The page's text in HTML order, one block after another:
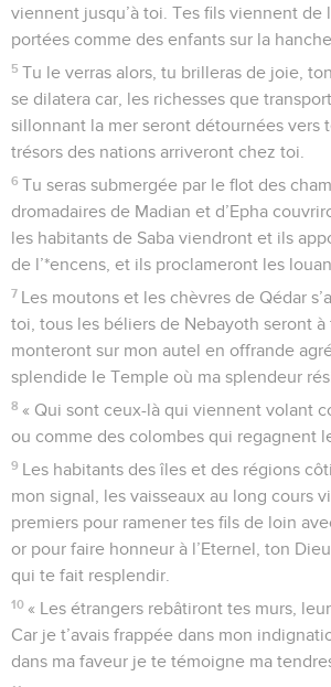
viennent jusqu’à toi. Tes fils viennent de
portées comme des enfants sur la hanche.
5 Tu le verras alors, tu brilleras de joie,
se dilatera car, les richesses que
sillonnant la mer seront détournées vers
trésors des nations arriveront chez toi.
6 Tu seras submergée par le flot des
dromadaires de Madian et d’Epha
les habitants de Saba viendront et ils
de l’*encens, et ils proclameront les
7 Les moutons et les chèvres de Qédar
toi, tous les béliers de Nebayoth seront à
monteront sur mon autel en offrande
splendide le Temple où ma splendeur
8 « Qui sont ceux-là qui viennent volant
ou comme des colombes qui regagnent
9 Les habitants des îles et des régions
mon signal, les vaisseaux au long cours
premiers pour ramener tes fils de loin
or pour faire honneur à l’Eternel, ton
qui te fait resplendir.
10 « Les étrangers rebâtiront tes murs,
Car je t’avais frappée dans mon
dans ma faveur je te témoigne ma